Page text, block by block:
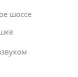
шоссе